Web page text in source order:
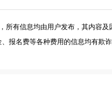
所有信息均由用户发布，其内容
报名费等各种费用的信息均有欺